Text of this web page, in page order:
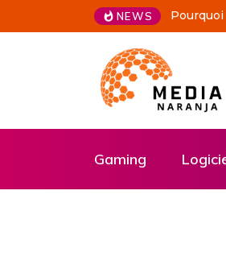
NEWS
à un hébergeur spécialisé ?De
Gaming